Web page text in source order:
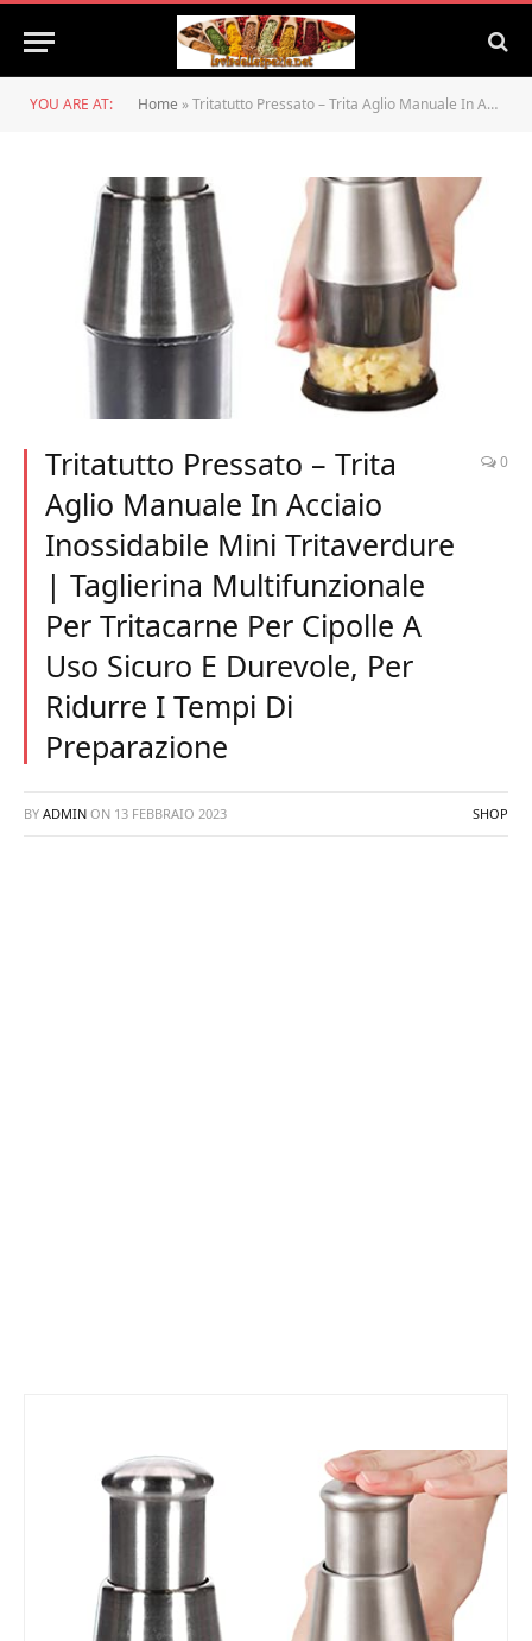
YOU ARE AT: Home »Tritatutto Pressato – Trita Aglio Manuale In Acciaio Inossidabile Mini Tritaverdure | Taglierina Multifunzionale Per Tritacarne Per Cipolle A Uso Sicuro E Durevole, Per Ridurre I Tempi Di Preparazione
Tritatutto Pressato – Trita
Aglio Manuale In Acciaio
Inossidabile Mini Tritaverdure
| Taglierina Multifunzionale
Per Tritacarne Per Cipolle A
Uso Sicuro E Durevole, Per
Ridurre I Tempi Di
Preparazione
0
BY ADMIN ON 13 FEBBRAIO 2023 SHOP